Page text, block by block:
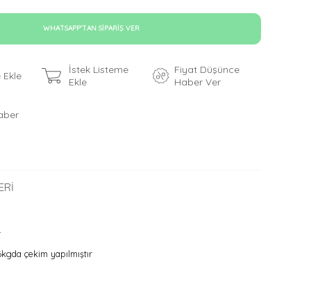
WHATSAPP'TAN SIPARIŞ VER
İstek Listeme
Ekle
Fiyat Düşünce
Haber Ver
çekim yapılmıştır